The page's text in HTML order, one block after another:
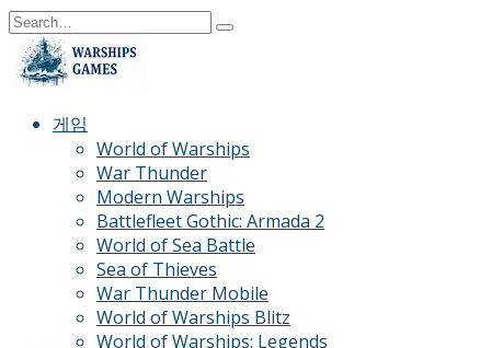
Skip
to
content
Search
for:
게임
World of Warships
War Thunder
Modern Warships
Battlefleet Gothic: Armada 2
World of Sea Battle
Sea of Thieves
War Thunder Mobile
World of Warships Blitz
World of Warships: Legends